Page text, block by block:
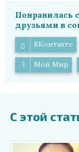
Понравилась
друзьями в
ВКонтакте
Мой Мир
С этой